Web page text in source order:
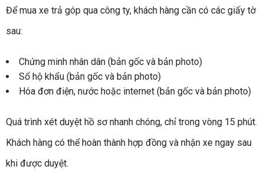
Để mua xe trả góp qua công ty, khách hàng cần có các giấy tờ
sau:
Chứng minh nhân dân (bản gốc và bản photo)
Sổ hộ khẩu (bản gốc và bản photo)
Hóa đơn điện, nước hoặc internet (bản gốc và bản photo)
Quá trình xét duyệt hồ sơ nhanh chóng, chỉ trong vòng 15 phút.
Khách hàng có thể hoàn thành hợp đồng và nhận xe ngay sau
khi được duyệt.